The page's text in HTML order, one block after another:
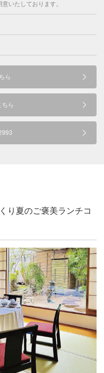
いたしております。
ら
ちら
り夏のご褒美ランチコ